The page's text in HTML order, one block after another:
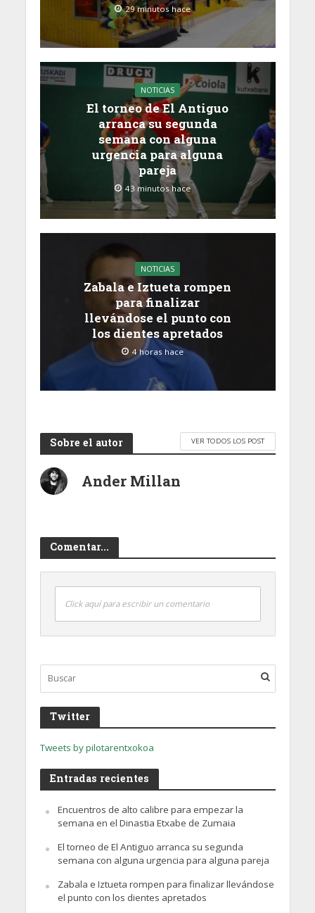
29 minutos hace
NOTICIAS
El torneo de El Antiguo
arranca su segunda
semana con alguna
urgencia para alguna
pareja
43 minutos hace
NOTICIAS
Zabala e Iztueta rompen
para finalizar
llevándose el punto con
los dientes apretados
4 horas hace
Sobre el autor VER TODOS LOS POST
Ander Millan
Comentar...
Click aquí para escribir un comentario
Twitter
Tweets by pilotarentxokoa
Entradas recientes
Encuentros de alto calibre para empezar la
semana en el Dinastia Etxabe de Zumaia
El torneo de El Antiguo arranca su segunda
semana con alguna urgencia para alguna pareja
Zabala e Iztueta rompen para finalizar llevándose
el punto con los dientes apretados